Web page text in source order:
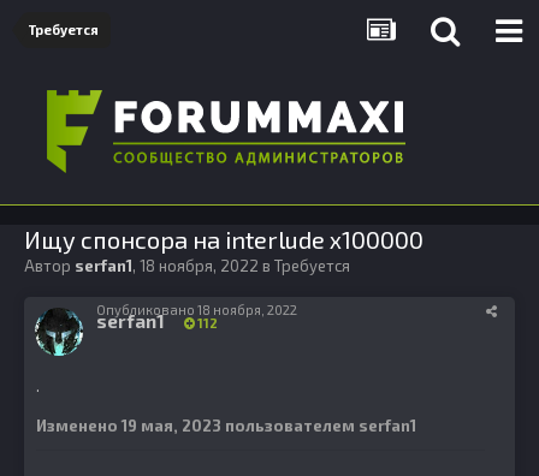
Требуется
Ищу спонсора на interlude x100000
Автор serfan1, 18 ноября, 2022 в Требуется
serfan1 112
Опубликовано 18 ноября, 2022
.
Изменено 19 мая, 2023 пользователем serfan1